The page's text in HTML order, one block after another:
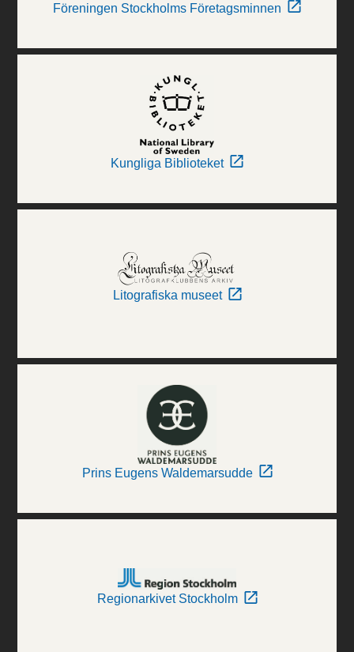
Föreningen Stockholms Företagsminnen
Kungliga Biblioteket
Litografiska museet
Prins Eugens Waldemarsudde
Regionarkivet Stockholm